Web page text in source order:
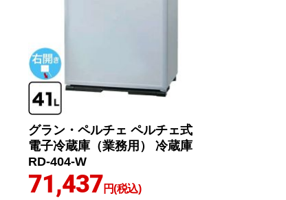
グラン・ペルチェ ペルチェ式
電子冷蔵庫（業務用） 冷蔵庫
RD-404-W
71,437 円(税込)